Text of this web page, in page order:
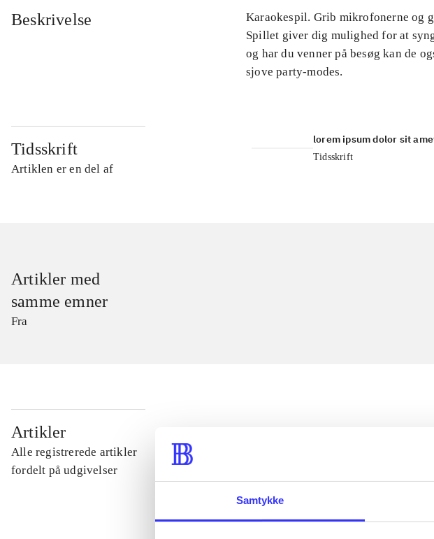
Samtykke
Beskrivelse
Karaokespil. Grib mikrofonerne og
Spillet giver dig mulighed for at
og har du venner på besøg kan de
sjove party-modes.
Tidsskrift
Artiklen er en del af
lorem ipsum dolor sit
Tidsskrift
Artikler med
samme emner
Fra
Artikler
Alle registrerede artikler
fordelt på udgivelser